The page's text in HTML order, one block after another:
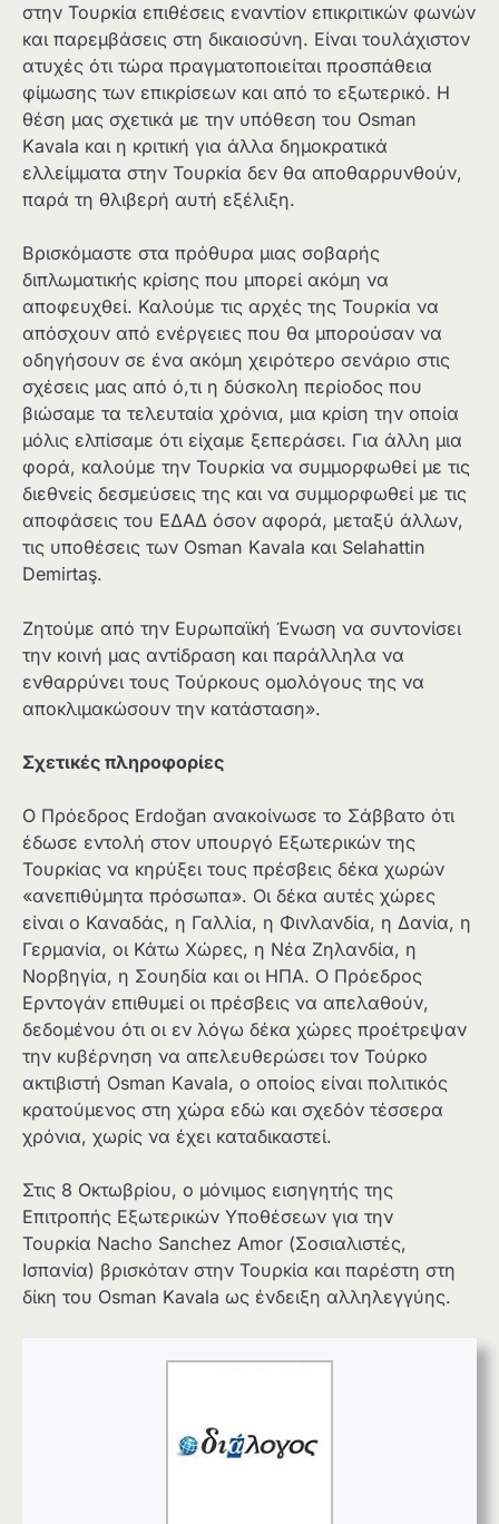
στην Τουρκία επιθέσεις εναντίον επικριτικών φωνών
και παρεμβάσεις στη δικαιοσύνη. Είναι τουλάχιστον
ατυχές ότι τώρα πραγματοποιείται προσπάθεια
φίμωσης των επικρίσεων και από το εξωτερικό. Η
θέση μας σχετικά με την υπόθεση του Osman
Kavala και η κριτική για άλλα δημοκρατικά
ελλείμματα στην Τουρκία δεν θα αποθαρρυνθούν,
παρά τη θλιβερή αυτή εξέλιξη.
Βρισκόμαστε στα πρόθυρα μιας σοβαρής
διπλωματικής κρίσης που μπορεί ακόμη να
αποφευχθεί. Καλούμε τις αρχές της Τουρκία να
απόσχουν από ενέργειες που θα μπορούσαν να
οδηγήσουν σε ένα ακόμη χειρότερο σενάριο στις
σχέσεις μας από ό,τι η δύσκολη περίοδος που
βιώσαμε τα τελευταία χρόνια, μια κρίση την οποία
μόλις ελπίσαμε ότι είχαμε ξεπεράσει. Για άλλη μια
φορά, καλούμε την Τουρκία να συμμορφωθεί με τις
διεθνείς δεσμεύσεις της και να συμμορφωθεί με τις
αποφάσεις του ΕΔΑΔ όσον αφορά, μεταξύ άλλων,
τις υποθέσεις των Osman Kavala και Selahattin
Demirtaş.
Ζητούμε από την Ευρωπαϊκή Ένωση να συντονίσει
την κοινή μας αντίδραση και παράλληλα να
ενθαρρύνει τους Τούρκους ομολόγους της να
αποκλιμακώσουν την κατάσταση».
Σχετικές πληροφορίες
Ο Πρόεδρος Erdoğan ανακοίνωσε το Σάββατο ότι
έδωσε εντολή στον υπουργό Εξωτερικών της
Τουρκίας να κηρύξει τους πρέσβεις δέκα χωρών
«ανεπιθύμητα πρόσωπα». Οι δέκα αυτές χώρες
είναι ο Καναδάς, η Γαλλία, η Φινλανδία, η Δανία, η
Γερμανία, οι Κάτω Χώρες, η Νέα Ζηλανδία, η
Νορβηγία, η Σουηδία και οι ΗΠΑ. Ο Πρόεδρος
Ερντογάν επιθυμεί οι πρέσβεις να απελαθούν,
δεδομένου ότι οι εν λόγω δέκα χώρες προέτρεψαν
την κυβέρνηση να απελευθερώσει τον Τούρκο
ακτιβιστή Osman Kavala, ο οποίος είναι πολιτικός
κρατούμενος στη χώρα εδώ και σχεδόν τέσσερα
χρόνια, χωρίς να έχει καταδικαστεί.
Στις 8 Οκτωβρίου, ο μόνιμος εισηγητής της
Επιτροπής Εξωτερικών Υποθέσεων για την
Τουρκία Nacho Sanchez Amor (Σοσιαλιστές,
Ισπανία) βρισκόταν στην Τουρκία και παρέστη στη
δίκη του Osman Kavala ως ένδειξη αλληλεγγύης.